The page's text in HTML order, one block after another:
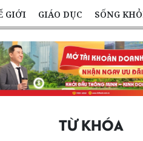
GIỚI GIÁO DỤC SỐNG
TỪ KHÓA